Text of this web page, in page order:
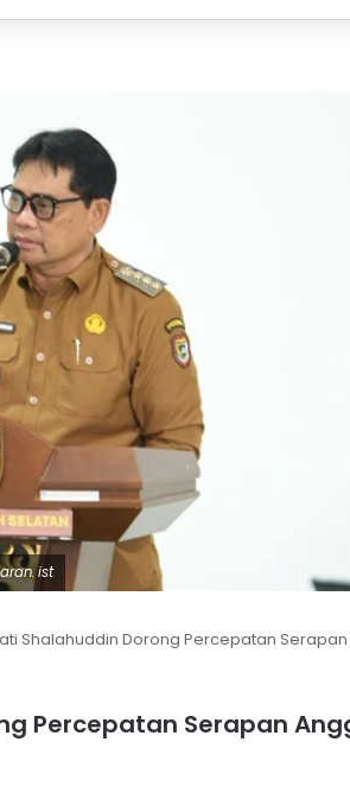
ist
Shalahuddin Dorong Percepatan
Percepatan Serapan